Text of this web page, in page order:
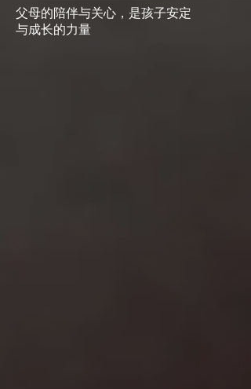
父母的陪伴与关心，是孩子安定
与成长的力量